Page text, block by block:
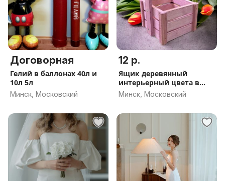
Договорная
Гелий в баллонах 40л и
10л 5л
Минск, Московский
12 р.
Ящик деревянный
интерьерный цвета в
ассортименте
Минск, Московский